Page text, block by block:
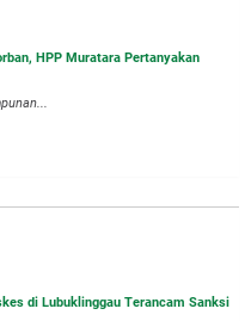
HPP Muratara Pertanyakan
di Lubuklinggau Terancam Sanksi